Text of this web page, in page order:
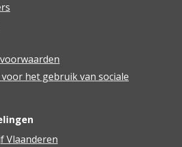
het gebruik van sociale
Vlaanderen